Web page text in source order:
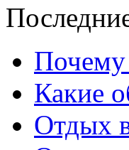
Почему
Какие
Отдых